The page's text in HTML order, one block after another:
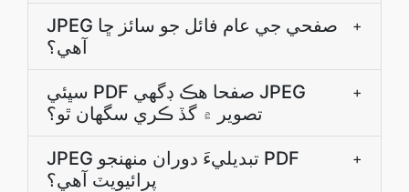
JPEG صفحي جي عام فائل جو سائز ڇا
آهي؟
+
سڀئي PDF صفحا ھڪ ڊگھي JPEG
تصوير ۾ گڏ ڪري سگهان ٿو؟
+
JPEG تبديليءَ دوران منھنجو PDF
پرائيويٽ آھي؟
+